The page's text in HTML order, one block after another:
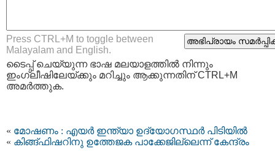
Press CTRL+M to toggle between
Malayalam and English.
ടൈപ്പ്‌ ചെയ്യുന്ന ഭാഷ മലയാളത്തില്‍ നിന്നും
ഇംഗ്ലീഷിലേയ്ക്കും മറിച്ചും ആക്കുന്നതിന് CTRL+M
അമര്‍ത്തുക.
« മോഷണം : എയര്‍ ഇന്ത്യാ ഉദ്യോഗസ്ഥര്‍ പിടിയില്‍
« കിങ്ങ്‌ഫിഷറിനു ഉത്തേജക പാക്കേജില്ലെന്ന് കേന്ദ്രം